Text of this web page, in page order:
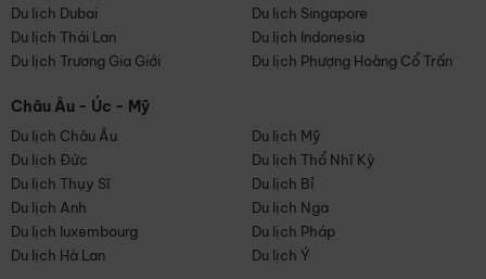
Du lịch Dubai
Du lịch Singapore
Du lịch Thái Lan
Du lịch Indonesia
Du lịch Trương Gia Giới
Du lịch Phượng Hoàng Cổ Trấn
Châu Âu - Úc - Mỹ
Du lịch Châu Âu
Du lịch Mỹ
Du lịch Đức
Du lịch Thổ Nhĩ Kỳ
Du lịch Thụy Sĩ
Du lịch Bỉ
Du lịch Anh
Du lịch Nga
Du lịch luxembourg
Du lịch Pháp
Du lịch Hà Lan
Du lịch Ý